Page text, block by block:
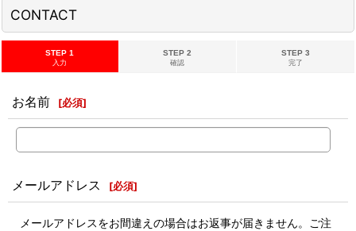
CONTACT
STEP 1
入力
STEP 2
確認
STEP 3
完了
お名前 [必須]
メールアドレス [必須]
メールアドレスをお間違えの場合はお返事が届きません。ご注